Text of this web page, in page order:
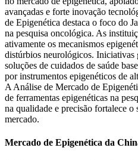
avançadas e forte inovação
de Epigenética destaca o foco do
na pesquisa oncológica. As
ativamente os mecanismos
distúrbios neurológicos. Iniciativas
soluções de cuidados de saúde
por instrumentos epigenéticos de
A Análise de Mercado de
de ferramentas epigenéticas na
na qualidade e precisão fortalece o
mercado.
Mercado de Epigenética da